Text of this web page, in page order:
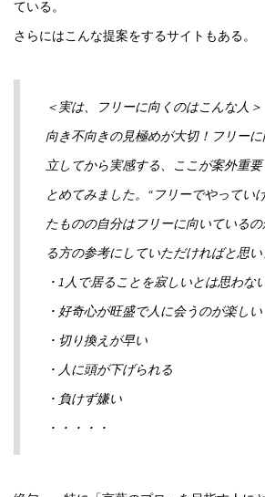
ている。
さらにはこんな提案をするサイトもある。
＜実は、フリーに向くのはこんな人＞
向き不向きの見極めが大切！フリー
立してから実感する、ここが案外重
とめてみました。“フリーでやってい
たものの自分はフリーに向いている
る方の参考にしていただければと思い
・1人で居ることを寂しいとは思わな
・好奇心が旺盛で人に会うのが楽しい
・切り換えが早い
・人に頭が下げられる
・負けず嫌い
・・・・・